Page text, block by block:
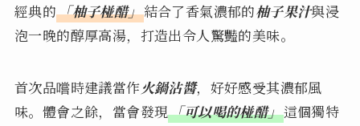
經典的「柚子椪醋」結合了香氣濃郁的柚子果汁與浸
泡一晚的醇厚高湯，打造出令人驚豔的美味。
首次品嚐時建議當作火鍋沾醬，好好感受其濃郁風
味。體會之餘，當會發現「可以喝的椪醋」這個獨特